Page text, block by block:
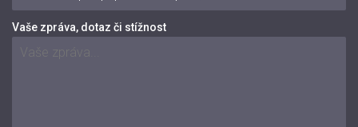
Vaše zpráva, dotaz či stížnost